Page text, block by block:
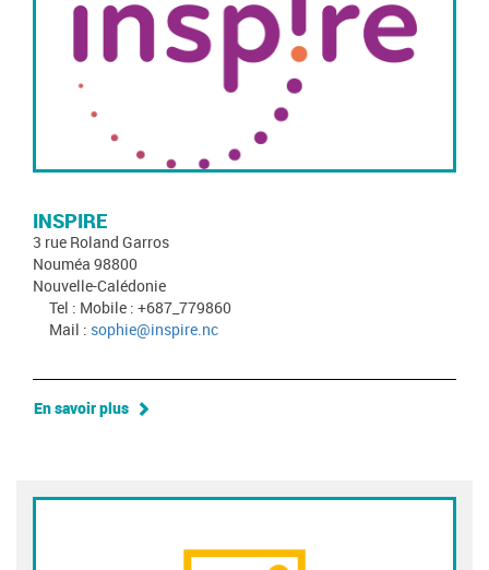
INSPIRE
3 rue Roland Garros
Nouméa 98800
Nouvelle-Calédonie
Tel : Mobile : +687_779860
Mail : sophie@inspire.nc
En savoir plus